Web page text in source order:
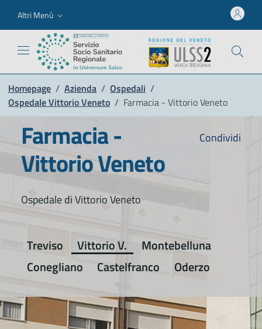
Altri Menù
Homepage / Azienda / Ospedali /
Ospedale Vittorio Veneto / Farmacia - Vittorio Veneto
Condividi
Farmacia -
Vittorio Veneto
Ospedale di Vittorio Veneto
Treviso Vittorio V.
Montebelluna
Conegliano
Castelfranco Oderzo